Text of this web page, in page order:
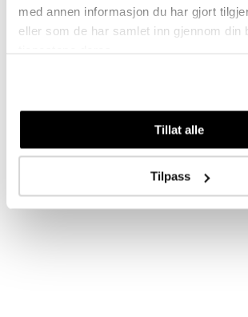
med annen informasjon du har gjort
eller som de har samlet inn gjennom din
Tillat alle
Tilpass
Artero
Royale Rosa
Artero
Artero